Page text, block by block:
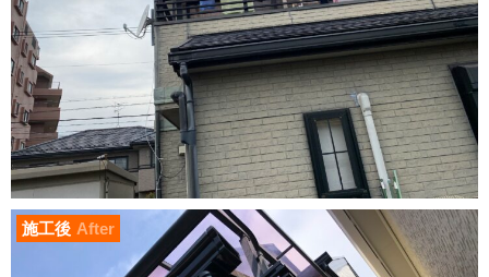
施工後 After